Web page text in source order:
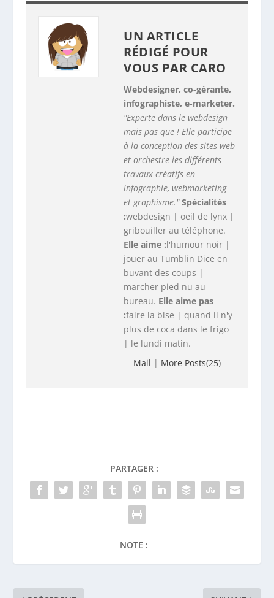
UN ARTICLE
RÉDIGÉ POUR
VOUS PAR CARO
Webdesigner, co-gérante,
infographiste, e-marketer.
"Experte dans le webdesign
mais pas que ! Elle participe
à la conception des sites web
et orchestre les différents
travaux créatifs en
infographie, webmarketing
et graphisme." Spécialités
:webdesign | oeil de lynx |
gribouiller au téléphone.
Elle aime :l'humour noir |
jouer au Tumblin Dice en
buvant des coups |
marcher pied nu au
bureau. Elle aime pas
:faire la bise | quand il n'y
plus de coca dans le frigo
| le lundi matin.
Mail | More Posts(25)
PARTAGER :
NOTE :